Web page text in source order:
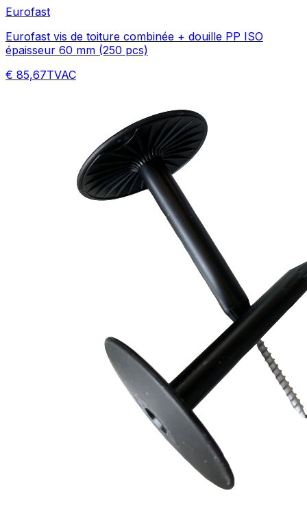
Eurofast
Eurofast vis de toiture combinée + douille PP ISO
épaisseur 60 mm (250 pcs)
€ 85,67TVAC